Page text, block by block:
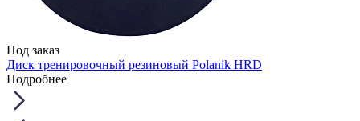
Под заказ
Диск тренировочный резиновый Polanik HRD
Подробнее